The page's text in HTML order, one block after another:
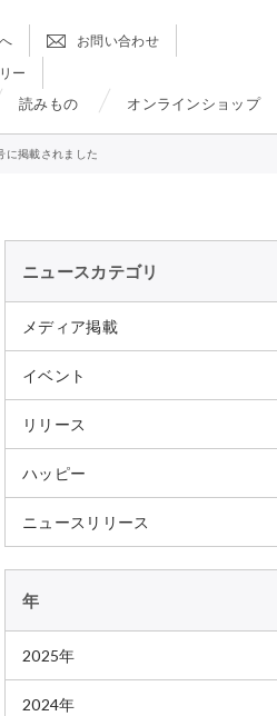
読みもの オンラインショップ
お問い合わせ
ー
に掲載されました
ニュースカテゴリ
メディア掲載
イベント
リリース
ハッピー
ニュースリリース
年
2025年
2024年